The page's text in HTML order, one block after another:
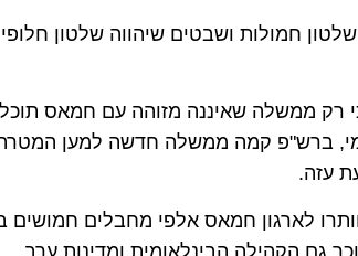
חמולות ושבטים שיהווה שלטון חלופי
רק ממשלה שאיננה מזוהה עם חמאס תוכל
ברש"פ קמה ממשלה חדשה למען המטרה
עזה.
לארגון חמאס אלפי מחבלים חמושים
גם הקהילה הבינלאומית ומדינות ערב.